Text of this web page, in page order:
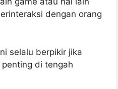
dengan orang
selalu berpikir jika
di tengah